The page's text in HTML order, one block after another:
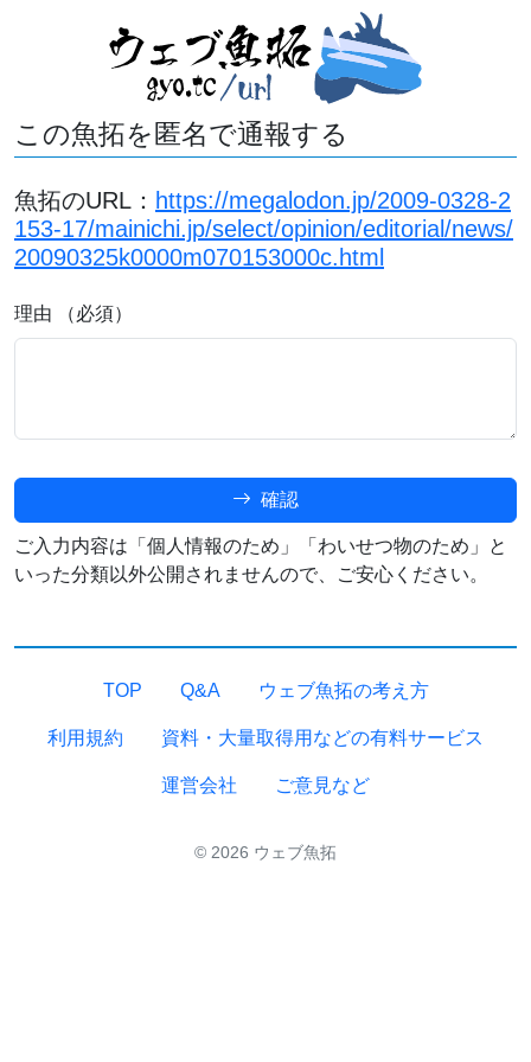
この魚拓を匿名で通報する
魚拓のURL： https://megalodon.jp/2009-0328-2
153-17/mainichi.jp/select/opinion/editorial/news/
20090325k0000m070153000c.html
理由 （必須）
確認
ご入力内容は「個人情報のため」「わいせつ物のため」と
いった分類以外公開されませんので、ご安心ください。
TOP Q&A ウェブ魚拓の考え方
利用規約 資料・大量取得用などの有料サービス
運営会社 ご意見など
© 2026 ウェブ魚拓